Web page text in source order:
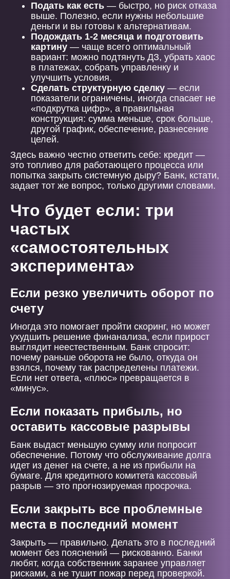
Подать как есть — быстро, но риск отказа
выше. Полезно, если нужны небольшие
деньги и вы готовы к альтернативам.
Подождать 1-2 месяца и подготовить
картину — чаще всего оптимальный
вариант: можно подтянуть ДЗ, убрать хаос
в платежах, собрать управленку и
улучшить условия.
Сделать структурную сделку — если
показатели ограничены, иногда спасает не
«подкрутка цифр», а правильная
конструкция: сумма меньше, срок больше,
другой график, обеспечение, разнесение
целей.
Здесь важно честно ответить себе: кредит —
это топливо для работающего процесса или
попытка закрыть системную дыру? Банк, кстати,
задает тот же вопрос, только другими словами.
Что будет если: три
частых
«самостоятельных
эксперимента»
Если резко увеличить оборот по
счету
Иногда это помогает пройти скоринг, но может
ухудшить решение финанализа, если прирост
выглядит неестественным. Банк спросит:
почему раньше оборота не было, откуда он
взялся, почему так распределены платежи.
Если нет ответа, «плюс» превращается в
«минус».
Если показать прибыль, но
оставить кассовые разрывы
Банк выдаст меньшую сумму или попросит
обеспечение. Потому что обслуживание долга
идет из денег на счете, а не из прибыли на
бумаге. Для кредитного комитета кассовый
разрыв — это прогнозируемая просрочка.
Если закрыть все проблемные
места в последний момент
Закрыть — правильно. Делать это в последний
момент без пояснений — рискованно. Банки
любят, когда собственник заранее управляет
рисками, а не тушит пожар перед проверкой.